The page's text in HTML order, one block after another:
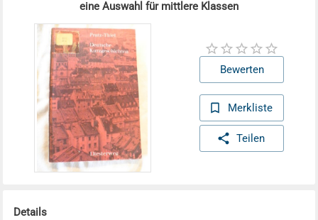
eine Auswahl für mittlere Klassen
Bewerten
Merkliste
Teilen
Details